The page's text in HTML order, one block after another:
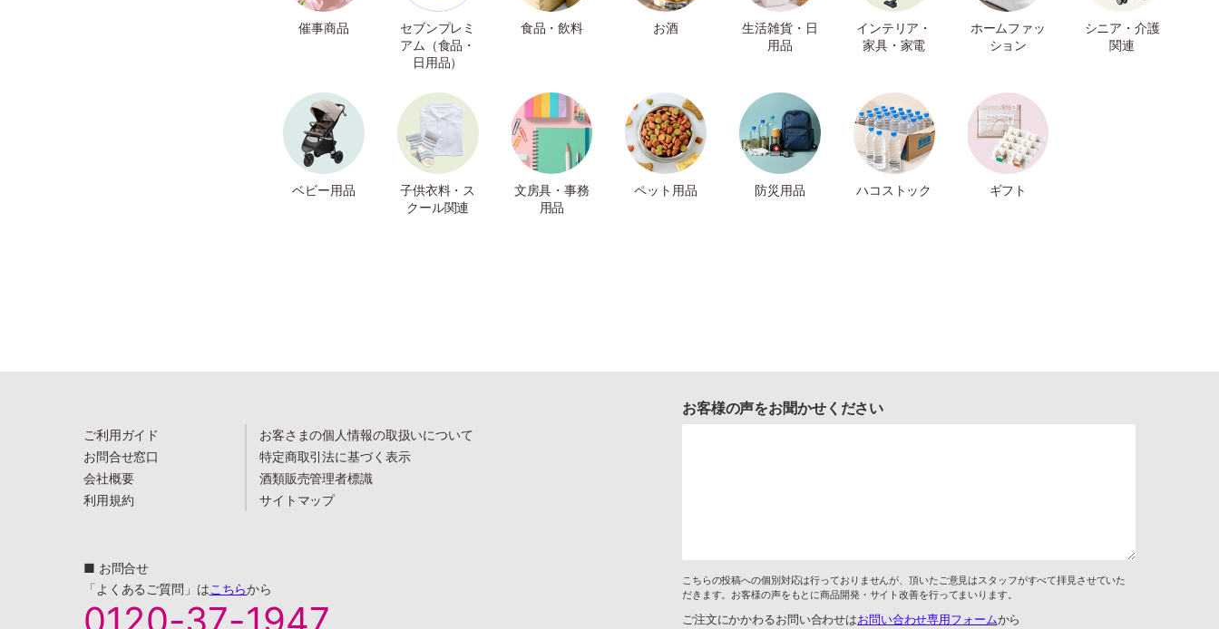
催事商品
セブンプレミ
アム（食品・
日用品）
食品・飲料 お酒
生活雑貨・日
用品
インテリア・
家具・家電
ホームファッ
ション
シニア・介護
関連
ベビー用品
子供衣料・ス
クール関連
文房具・事務
用品
ペット用品 防災用品 ハコストック ギフト
ご利用ガイド
お問合せ窓口
会社概要
利用規約
お客さまの個人情報の取扱いについて
特定商取引法に基づく表示
酒類販売管理者標識
サイトマップ
■ お問合せ
「よくあるご質問」はこちらから
お客様の声をお聞かせください
こちらの投稿への個別対応は行っておりませんが、頂いたご意見はスタッフがすべて拝見させていた
だきます。お客様の声をもとに商品開発・サイト改善を行ってまいります。
ご注文にかかわるお問い合わせはお問い合わせ専用フォームから